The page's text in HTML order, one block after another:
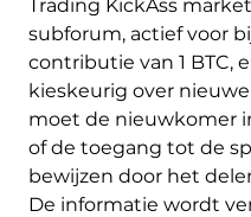
Trading KickAss
subforum, actief voor
contributie van 1 BTC,
kieskeurig over
moet de nieuwkomer
of de toegang tot de
bewijzen door het
De informatie wordt